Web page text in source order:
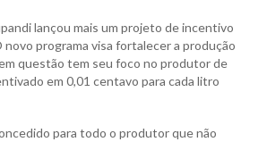
lançou mais um projeto de incentivo
programa visa fortalecer a produção
questão tem seu foco no produtor de
em 0,01 centavo para cada litro
para todo o produtor que não